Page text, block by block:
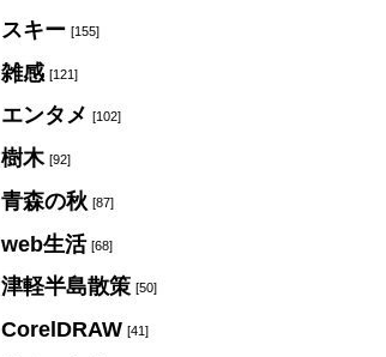
スキー [155]
雑感 [121]
エンタメ [102]
樹木 [92]
青森の秋 [87]
web生活 [68]
津軽半島散策 [50]
CorelDRAW [41]